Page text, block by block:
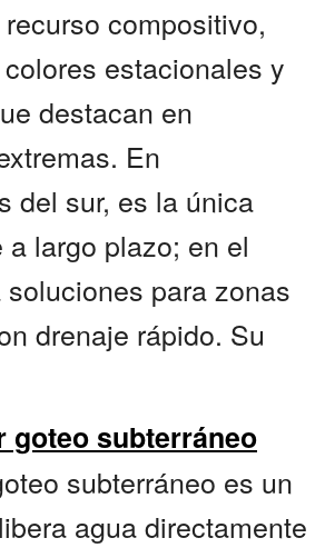
compositivo,
estacionales y
destacan en
En
del sur, es la única
largo plazo; en el
para zonas
drenaje rápido. Su
goteo subterráneo
subterráneo es un
agua directamente